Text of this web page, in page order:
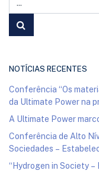
NOTÍCIAS RECENTES
Conferência “Os
da Ultimate Power na
A Ultimate Power
Conferência de Alto
Sociedades –
“Hydrogen in Society –